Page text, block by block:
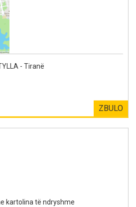
- Tiranë
ZBULO
kartolina të ndryshme